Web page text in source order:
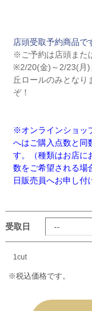
店頭受取予約商品
※ご予約は店頭また
※2/20(金)～2/23(月)
丘ロールのみとなり
ぞ！
※オンラインショッ
へはご購入点数と同
す。（種類はお店に
数をご希望される場
日販売員へお申し付
受取日
1cut
※税込価格です。